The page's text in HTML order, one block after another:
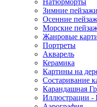
Зимние пейзажи
Осенние
Морские
Жанровые
Портреты
Акварель
Керамика
Картины на
Состаривание
Карандашная
Иллюстрации -